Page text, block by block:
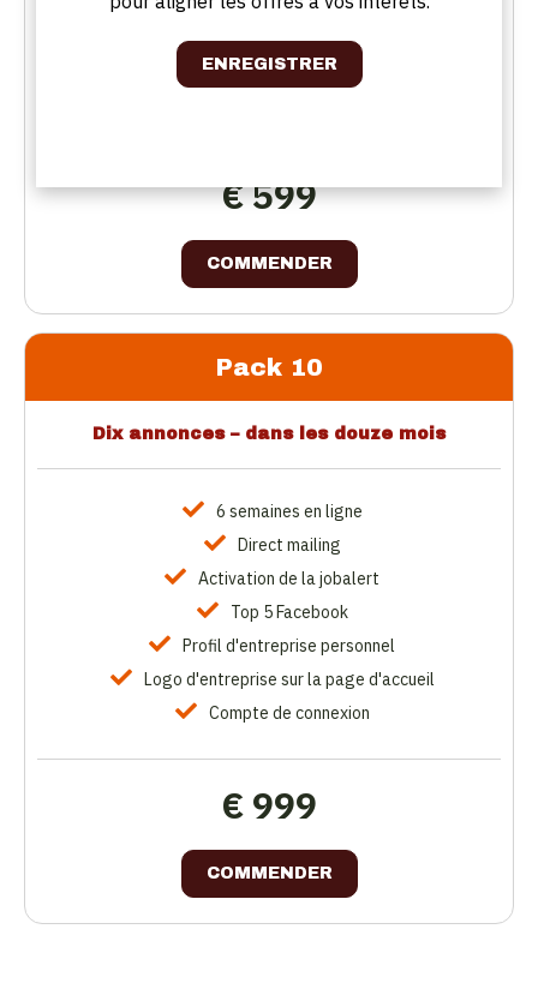
Profil d'entreprise personnel
Logo d'entreprise sur la page d'accueil
€ 599
COMMENDER
Pack 10
Dix annonces – dans les douze mois
6 semaines en ligne
Direct mailing
Activation de la jobalert
Top 5 Facebook
Profil d'entreprise personnel
Logo d'entreprise sur la page d'accueil
Compte de connexion
€ 999
COMMENDER